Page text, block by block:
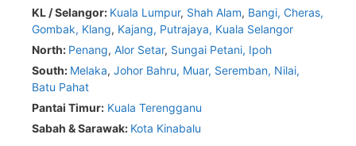
KL / Selangor: Kuala Lumpur, Shah Alam, Bangi, Cheras,
Gombak, Klang, Kajang, Putrajaya, Kuala Selangor
North: Penang, Alor Setar, Sungai Petani, Ipoh
South: Melaka, Johor Bahru, Muar, Seremban, Nilai,
Batu Pahat
Pantai Timur: Kuala Terengganu
Sabah & Sarawak: Kota Kinabalu